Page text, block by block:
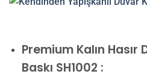
Premium Kalın Hasır
Baskı SH1002 :